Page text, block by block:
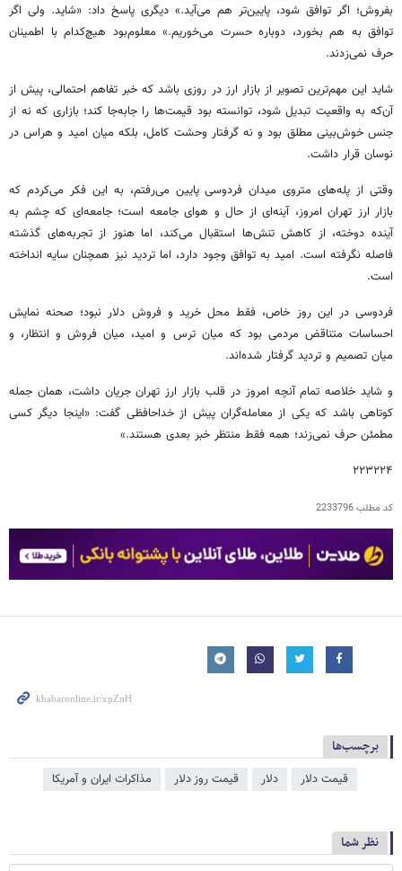
بفروش؛ اگر توافق شود، پایین‌تر هم می‌آید.» دیگری پاسخ داد: «شاید. ولی اگر
توافق به هم بخورد، دوباره حسرت می‌خوریم.» معلوم‌بود هیچ‌کدام با اطمینان
حرف نمی‌زدند.
شاید این مهم‌ترین تصویر از بازار ارز در روزی باشد که خبر تفاهم احتمالی، پیش از
آن‌که به واقعیت تبدیل شود، توانسته بود قیمت‌ها را جابه‌جا کند؛ بازاری که نه از
جنس خوش‌بینی مطلق بود و نه گرفتار وحشت کامل، بلکه میان امید و هراس در
نوسان قرار داشت.
وقتی از پله‌های متروی میدان فردوسی پایین می‌رفتم، به این فکر می‌کردم که
بازار ارز تهران امروز، آینه‌ای از حال و هوای جامعه است؛ جامعه‌ای که چشم به
آینده دوخته، از کاهش تنش‌ها استقبال می‌کند، اما هنوز از تجربه‌های گذشته
فاصله نگرفته است. امید به توافق وجود دارد، اما تردید نیز همچنان سایه انداخته
است.
فردوسی در این روز خاص، فقط محل خرید و فروش دلار نبود؛ صحنه نمایش
احساسات متناقض مردمی بود که میان ترس و امید، میان فروش و انتظار، و
میان تصمیم و تردید گرفتار شده‌اند.
و شاید خلاصه تمام آنچه امروز در قلب بازار ارز تهران جریان داشت، همان جمله
کوتاهی باشد که یکی از معامله‌گران پیش از خداحافظی گفت: «اینجا دیگر کسی
مطمئن حرف نمی‌زند؛ همه فقط منتظر خبر بعدی هستند.»
۲۲۳۲۲۴
کد مطلب2233796
برچسب‌ها
قیمت دلار دلار قیمت روز دلار مذاکرات ایران و آمریکا
نظر شما